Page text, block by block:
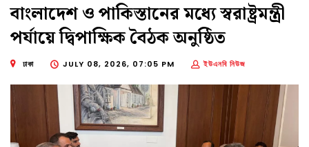
বাংলাদেশ ও পাকিস্তানের মধ্যে স্বরাষ্ট্রমন্ত্রী
পর্যায়ে দ্বিপাক্ষিক বৈঠক অনুষ্ঠিত
ঢাকা JULY 08, 2026, 07:05 PM ইউএনবি নিউজ